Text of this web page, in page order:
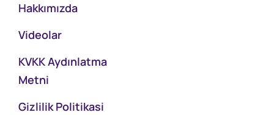
Hakkımızda
Videolar
KVKK Aydınlatma
Metni
Gizlilik Politikasi